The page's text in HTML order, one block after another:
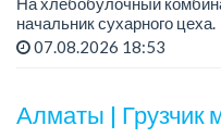
начальник сухарного цеха.
Зарплата: от 300 000
Требования: оп...
07.08.2026 18:53
Алматы | Грузчик